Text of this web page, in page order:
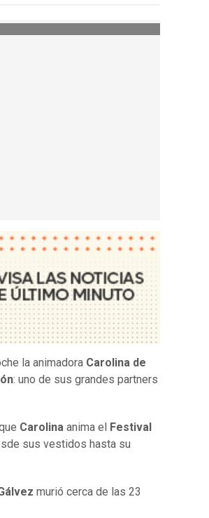
la animadora Carolina de
: uno de sus grandes partners
Carolina anima el
Festival
sus vestidos hasta su
murió cerca de las 23